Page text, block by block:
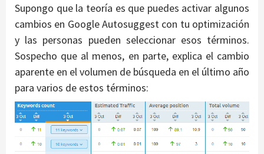
Supongo que la teoría es que puedes activar algunos
cambios en Google Autosuggest con tu optimización
y las personas pueden seleccionar esos términos.
Sospecho que al menos, en parte, explica el cambio
aparente en el volumen de búsqueda en el último año
para varios de estos términos: